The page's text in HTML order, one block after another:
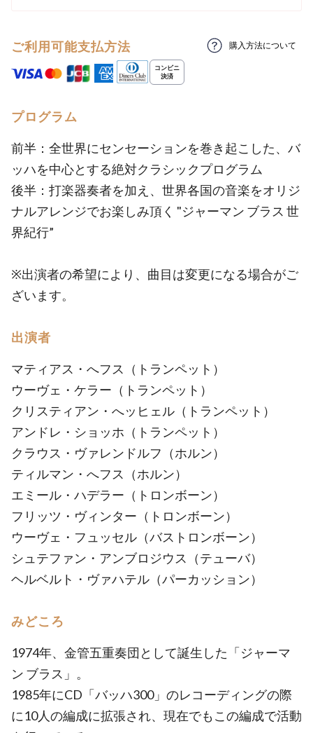
ご利用可能支払方法 購入方法について
プログラム
前半：全世界にセンセーションを巻き起こした、バ
ッハを中心とする絶対クラシックプログラム
後半：打楽器奏者を加え、世界各国の音楽をオリジ
ナルアレンジでお楽しみ頂く "ジャーマン ブラス 世
界紀行”
※出演者の希望により、曲目は変更になる場合がご
ざいます。
出演者
マティアス・へフス（トランペット）
ウーヴェ・ケラー（トランペット）
クリスティアン・へッヒェル（トランペット）
アンドレ・ショッホ（トランペット）
クラウス・ヴァレンドルフ（ホルン）
ティルマン・へフス（ホルン）
エミール・ハデラー（トロンボーン）
フリッツ・ヴィンター（トロンボーン）
ウーヴェ・フュッセル（バストロンボーン）
シュテファン・アンブロジウス（テューバ）
ヘルベルト・ヴァハテル（パーカッション）
みどころ
1974年、金管五重奏団として誕生した「ジャーマ
ン ブラス」。
1985年にCD「バッハ300」のレコーディングの際
に10人の編成に拡張され、現在でもこの編成で活動